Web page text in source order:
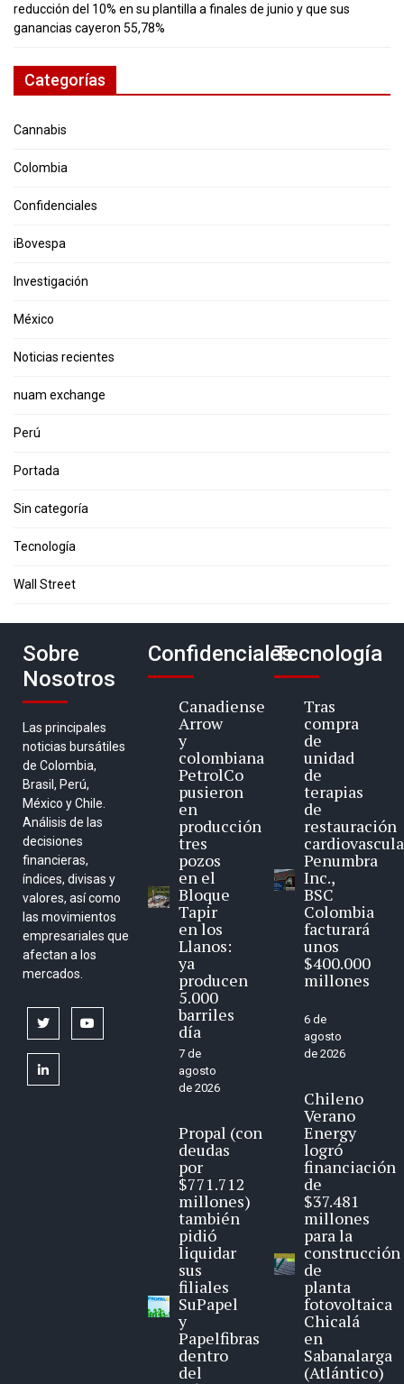
reducción del 10% en su plantilla a finales de junio y que sus
ganancias cayeron 55,78%
Categorías
Cannabis
Colombia
Confidenciales
iBovespa
Investigación
México
Noticias recientes
nuam exchange
Perú
Portada
Sin categoría
Tecnología
Wall Street
Sobre
Nosotros
Las principales
noticias bursátiles
de Colombia,
Brasil, Perú,
México y Chile.
Análisis de las
decisiones
financieras,
índices, divisas y
valores, así como
las movimientos
empresariales que
afectan a los
mercados.
twitter
linkedin
Confidenciales
Canadiense
Arrow
y
colombiana
PetrolCo
pusieron
en
producción
tres
pozos
en el
Bloque
Tapir
en los
Llanos:
ya
producen
5.000
barriles
día
7 de
agosto
de 2026
Propal (con
deudas
por
$771.712
millones)
también
pidió
liquidar
sus
filiales
SuPapel
y
Papelfibras
dentro
del
Tecnología
Tras
compra
de
unidad
de
terapias
de
restauración
Penumbra
Inc.,
BSC
Colombia
facturará
unos
$400.000
millones
6 de
agosto
de 2026
Chileno
Verano
Energy
logró
financiación
de
$37.481
millones
para la
construcción
de
planta
fotovoltaica
Chicalá
en
Sabanalarga
(Atlántico)